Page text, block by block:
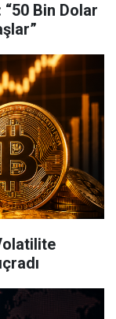
Bin Dolar